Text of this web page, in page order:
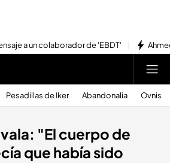
a un colaborador de 'EBDT'
Pesadillas de Iker Abandonalia Ovnis
"El cuerpo de
que había sido